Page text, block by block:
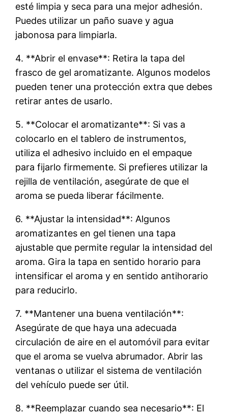
esté limpia y seca para una mejor adhesión.
Puedes utilizar un paño suave y agua
jabonosa para limpiarla.
4. **Abrir el envase**: Retira la tapa del
frasco de gel aromatizante. Algunos modelos
pueden tener una protección extra que debes
retirar antes de usarlo.
5. **Colocar el aromatizante**: Si vas a
colocarlo en el tablero de instrumentos,
utiliza el adhesivo incluido en el empaque
para fijarlo firmemente. Si prefieres utilizar la
rejilla de ventilación, asegúrate de que el
aroma se pueda liberar fácilmente.
6. **Ajustar la intensidad**: Algunos
aromatizantes en gel tienen una tapa
ajustable que permite regular la intensidad del
aroma. Gira la tapa en sentido horario para
intensificar el aroma y en sentido antihorario
para reducirlo.
7. **Mantener una buena ventilación**:
Asegúrate de que haya una adecuada
circulación de aire en el automóvil para evitar
que el aroma se vuelva abrumador. Abrir las
ventanas o utilizar el sistema de ventilación
del vehículo puede ser útil.
8. **Reemplazar cuando sea necesario**: El